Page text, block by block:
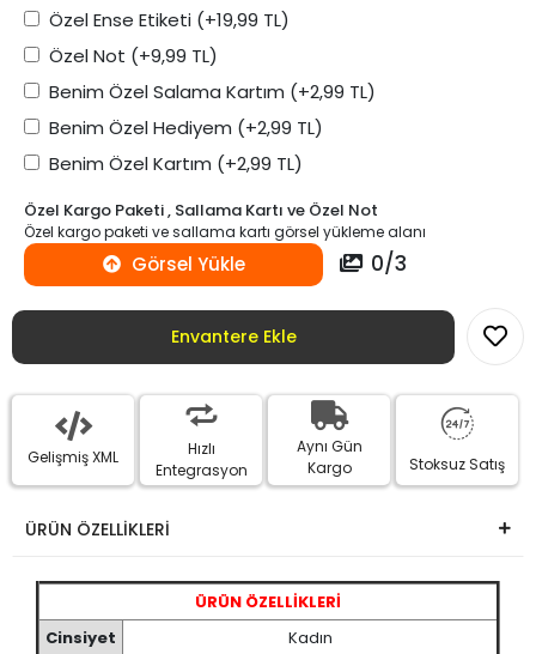
Özel Ense Etiketi (+19,99 TL)
Özel Not (+9,99 TL)
Benim Özel Salama Kartım (+2,99 TL)
Benim Özel Hediyem (+2,99 TL)
Benim Özel Kartım (+2,99 TL)
Özel Kargo Paketi , Sallama Kartı ve Özel Not
Özel kargo paketi ve sallama kartı görsel yükleme alanı
Görsel Yükle 0/3
Envantere Ekle
Gelişmiş XML
Hızlı
Entegrasyon
Aynı Gün
Kargo
Stoksuz Satış
ÜRÜN ÖZELLİKLERİ
ÜRÜN ÖZELLİKLERİ
Cinsiyet
Kadın